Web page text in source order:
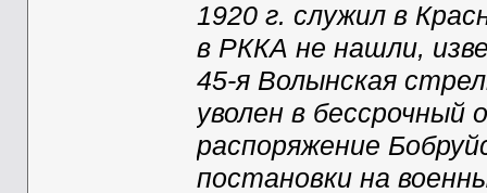
1920 г. служил в
в РККА не нашли,
45-я Волынская
уволен в бессрочный
распоряжение
постановки на